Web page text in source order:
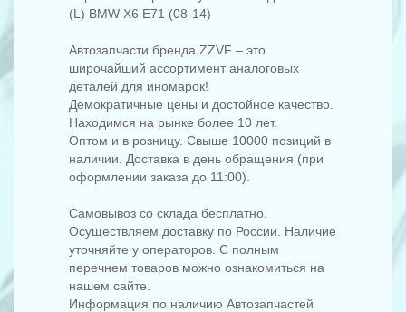
(L) BMW X6 E71 (08-14)
Автозапчасти бренда ZZVF – это
широчайший ассортимент аналоговых
деталей для иномарок!
Демократичные цены и достойное качество.
Находимся на рынке более 10 лет.
Оптом и в розницу. Свыше 10000 позиций в
наличии. Доставка в день обращения (при
оформлении заказа до 11:00).
Самовывоз со склада бесплатно.
Осуществляем доставку по России. Наличие
уточняйте у операторов. С полным
перечнем товаров можно ознакомиться на
нашем сайте.
Информация по наличию Автозапчастей